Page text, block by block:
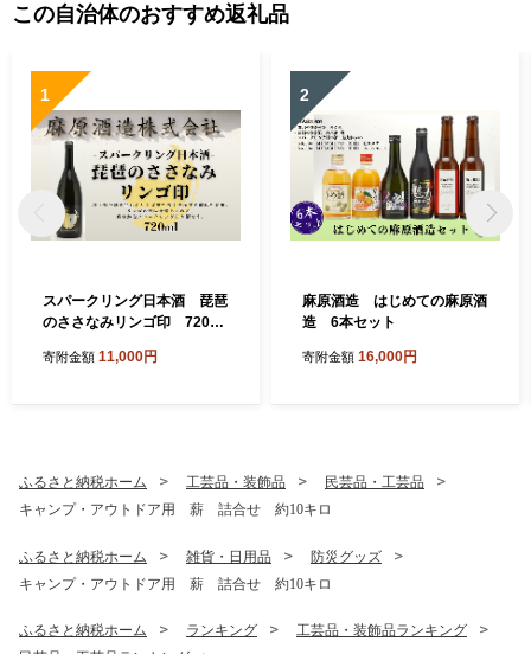
この自治体のおすすめ返礼品
1
スパークリング日本酒 琵琶
のささなみリンゴ印 720ml
寄附金額 11,000円
2
麻原酒造 はじめての麻原酒
造 6本セット
寄附金額 16,000円
ふるさと納税ホーム 工芸品・装飾品
民芸品・工芸品
キャンプ・アウトドア用 薪 詰合せ 約10キロ
ふるさと納税ホーム 雑貨・日用品
防災グッズ
キャンプ・アウトドア用 薪 詰合せ 約10キロ
ふるさと納税ホーム ランキング
工芸品・装飾品ランキング